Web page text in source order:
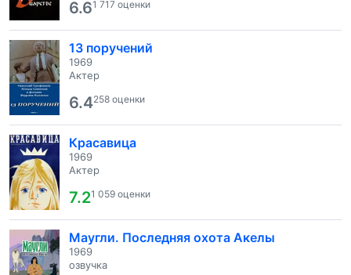
6.61 717 оценки
13 поручений
1969
Актер
6.4258 оценки
Красавица
1969
Актер
7.21 059 оценки
Маугли. Последняя охота Акелы
1969
озвучка